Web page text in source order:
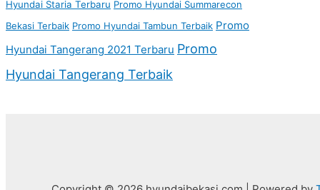
Hyundai Staria Terbaru Promo Hyundai Summarecon
Bekasi Terbaik Promo Hyundai Tambun Terbaik Promo
Hyundai Tangerang 2021 Terbaru Promo
Hyundai Tangerang Terbaik